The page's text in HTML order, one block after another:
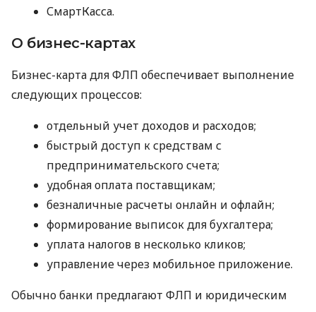
СмартКасса.
О бизнес-картах
Бизнес-карта для ФЛП обеспечивает выполнение
следующих процессов:
отдельный учет доходов и расходов;
быстрый доступ к средствам с
предпринимательского счета;
удобная оплата поставщикам;
безналичные расчеты онлайн и офлайн;
формирование выписок для бухгалтера;
уплата налогов в несколько кликов;
управление через мобильное приложение.
Обычно банки предлагают ФЛП и юридическим